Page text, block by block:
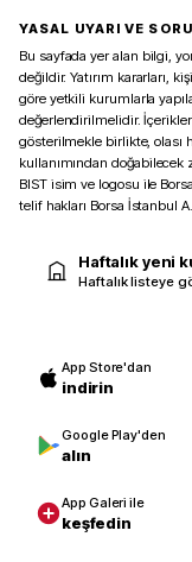
YASAL UYARI VE
Bu sayfada yer alan bilgi,
değildir. Yatırım kararları,
göre yetkili kurumlarla
değerlendirilmelidir.
gösterilmekle birlikte, olası
kullanımından
BIST isim ve logosu ile
telif hakları Borsa İstanbul
Haftalık yeni
Haftalık listeye
App Store'dan
indirin
Google Play'den
alın
App Galeri ile
keşfedin